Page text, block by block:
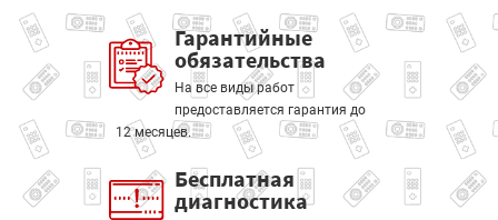
Гарантийные
обязательства
На все виды работ
предоставляется гарантия до
12 месяцев.
Бесплатная
диагностика